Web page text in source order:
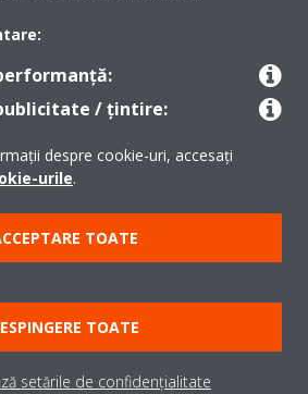
Copyright © Daikin
Politica de protecție a datelor
Termeni şi condiţii
/ țintire:
despre cookie-uri, accesați
urile.
TOATE
TOATE
setările de confidențialitate